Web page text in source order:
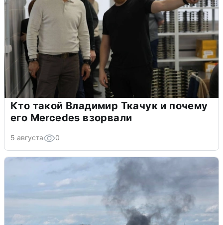
Кто такой Владимир Ткачук и почему
его Mercedes взорвали
5 августа 0